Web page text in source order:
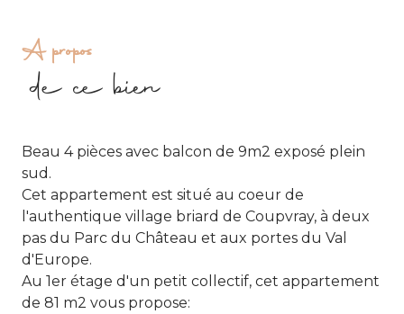
A propos
de ce bien
Beau 4 pièces avec balcon de 9m2 exposé plein
sud.
Cet appartement est situé au coeur de
l'authentique village briard de Coupvray, à deux
pas du Parc du Château et aux portes du Val
d'Europe.
Au 1er étage d'un petit collectif, cet appartement
de 81 m2 vous propose: